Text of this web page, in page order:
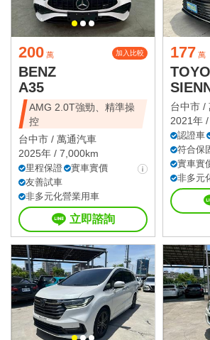
200 萬 加入比較
BENZ
A35
AMG 2.0T強勁、精準操
控
台中市 / 萬通汽車
2025年 / 7,000km
里程保證
實車實價
友善試車
非多元化營業用車
立即諮詢
177 萬
台中市 /
2021年
認證車
符合保
實車實
非多元